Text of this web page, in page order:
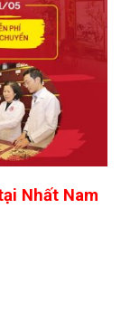
Nhất Nam